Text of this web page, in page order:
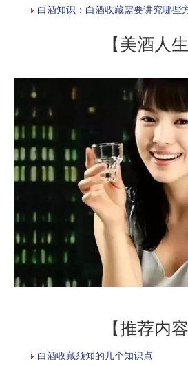
白酒知识：白酒收藏需要讲究哪些
【美酒人生
【推荐内容
白酒收藏须知的几个知识点